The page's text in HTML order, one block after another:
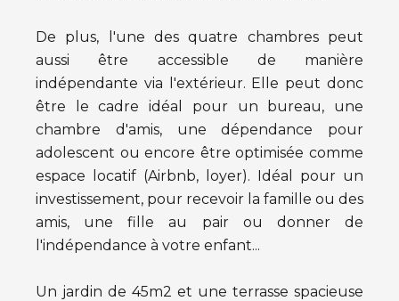
De plus, l'une des quatre chambres peut
aussi être accessible de manière
indépendante via l'extérieur. Elle peut donc
être le cadre idéal pour un bureau, une
chambre d'amis, une dépendance pour
adolescent ou encore être optimisée comme
espace locatif (Airbnb, loyer). Idéal pour un
investissement, pour recevoir la famille ou des
amis, une fille au pair ou donner de
l'indépendance à votre enfant...
Un jardin de 45m2 et une terrasse spacieuse